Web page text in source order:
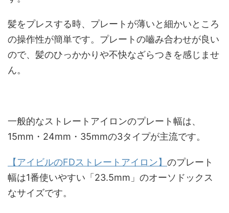
髪をプレスする時、プレートが薄いと細かいところ
の操作性が簡単です。プレートの嚙み合わせが良い
ので、髪のひっかかりや不快なざらつきを感じませ
ん。
一般的なストレートアイロンのプレート幅は、
15mm・24mm・35mmの3タイプが主流です。
【アイビルのFDストレートアイロン】 のプレート
幅は1番使いやすい「23.5mm」のオーソドックス
なサイズです。